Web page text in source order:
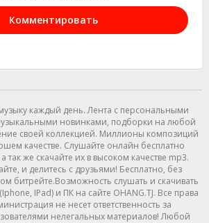
Комментировать
каждый день. Лента с персональными
новинками, подборки на любой
своей коллекцией. Миллионы композиций
качестве. Слушайте онлайн бесплатно
так же скачайте их в высоком качестве mp3.
и делитесь с друзьями! Бесплатно, без
битрейте.Возможность слушать и скачивать
IPad) и ПК на сайте OHANG.TJ. Все права
не несет ответственность за
нелегальных материалов! Любой